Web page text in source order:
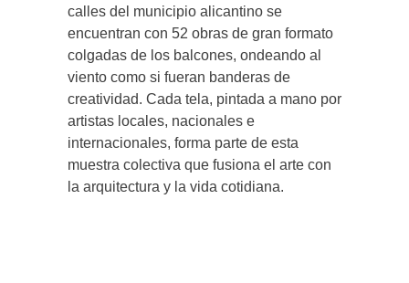
calles del municipio alicantino se
encuentran con 52 obras de gran formato
colgadas de los balcones, ondeando al
viento como si fueran banderas de
creatividad. Cada tela, pintada a mano por
artistas locales, nacionales e
internacionales, forma parte de esta
muestra colectiva que fusiona el arte con
la arquitectura y la vida cotidiana.